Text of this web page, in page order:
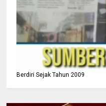
Berdiri Sejak Tahun 2009